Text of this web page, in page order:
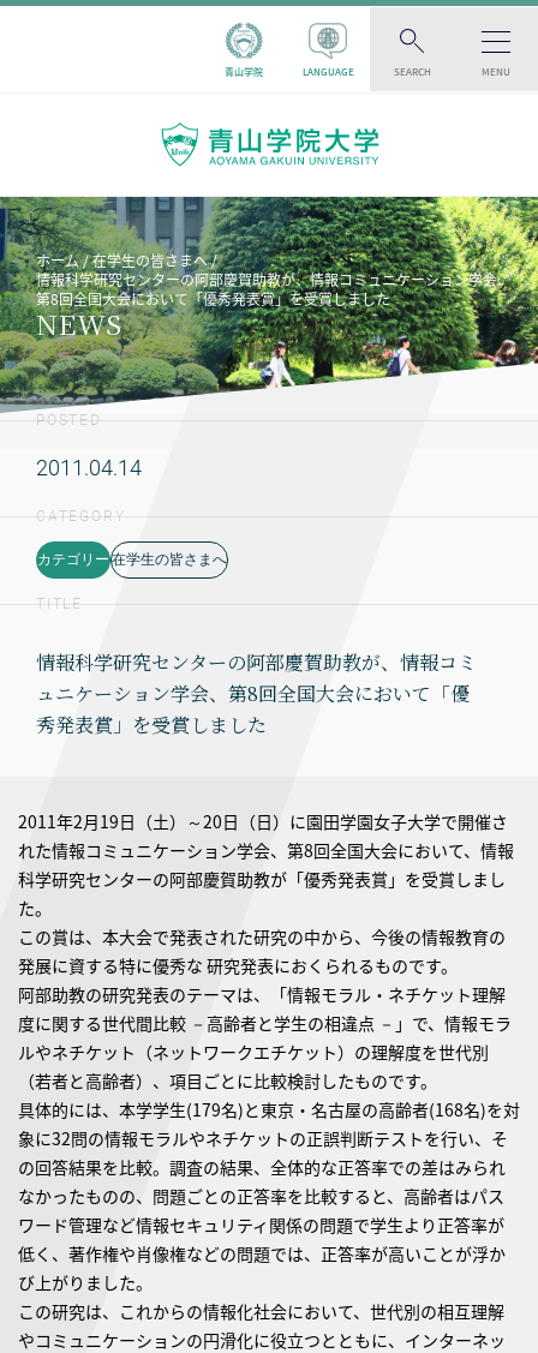
青山学院 LANGUAGE SEARCH MENU
ホーム
在学生の皆さまへ
情報科学研究センターの阿部慶賀助教が、情報コミュニケーション学会、
第8回全国大会において「優秀発表賞」を受賞しました
NEWS
POSTED
2011.04.14
CATEGORY
カテゴリー 在学生の皆さまへ
TITLE
情報科学研究センターの阿部慶賀助教が、情報コミ
ュニケーション学会、第8回全国大会において「優
秀発表賞」を受賞しました
2011年2月19日（土）～20日（日）に園田学園女子大学で開催さ
れた情報コミュニケーション学会、第8回全国大会において、情報
科学研究センターの阿部慶賀助教が「優秀発表賞」を受賞しまし
た。
この賞は、本大会で発表された研究の中から、今後の情報教育の
発展に資する特に優秀な 研究発表におくられるものです。
阿部助教の研究発表のテーマは、「情報モラル・ネチケット理解
度に関する世代間比較 －高齢者と学生の相違点 －」で、情報モラ
ルやネチケット（ネットワークエチケット）の理解度を世代別
（若者と高齢者）、項目ごとに比較検討したものです。
具体的には、本学学生(179名)と東京・名古屋の高齢者(168名)を対
象に32問の情報モラルやネチケットの正誤判断テストを行い、そ
の回答結果を比較。調査の結果、全体的な正答率での差はみられ
なかったものの、問題ごとの正答率を比較すると、高齢者はパス
ワード管理など情報セキュリティ関係の問題で学生より正答率が
低く、著作権や肖像権などの問題では、正答率が高いことが浮か
び上がりました。
この研究は、これからの情報化社会において、世代別の相互理解
やコミュニケーションの円滑化に役立つとともに、インターネッ